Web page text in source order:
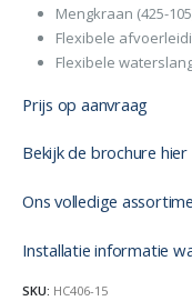
Mengkraan (425-
Flexibele
Flexibele
Prijs op aanvraag
Bekijk de brochure hier
Ons volledige
Installatie informatie
SKU: HC406-15